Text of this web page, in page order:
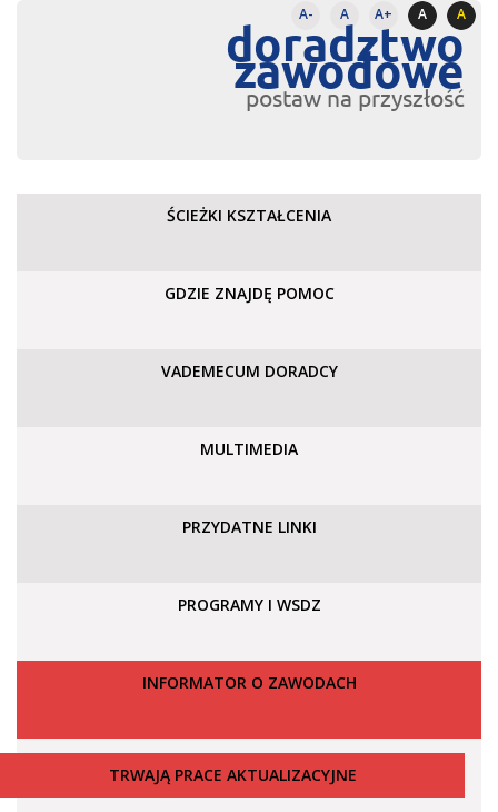
A- A A+ A A
doradztwo
zawodowe
postaw na przyszłość
ŚCIEŻKI KSZTAŁCENIA
GDZIE ZNAJDĘ POMOC
VADEMECUM DORADCY
MULTIMEDIA
PRZYDATNE LINKI
PROGRAMY I WSDZ
INFORMATOR O ZAWODACH
TRWAJĄ PRACE AKTUALIZACYJNE